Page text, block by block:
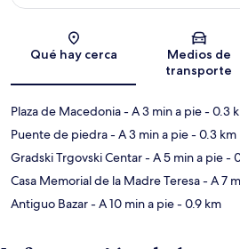
Sección
Qué hay cerca
Medios de
transporte
Plaza de Macedonia- A 3 min a pie- 0.3
Puente de piedra- A 3 min a pie- 0.3 km
Gradski Trgovski Centar- A 5 min a pie-
Casa Memorial de la Madre Teresa- A 7
Antiguo Bazar- A 10 min a pie- 0.9 km